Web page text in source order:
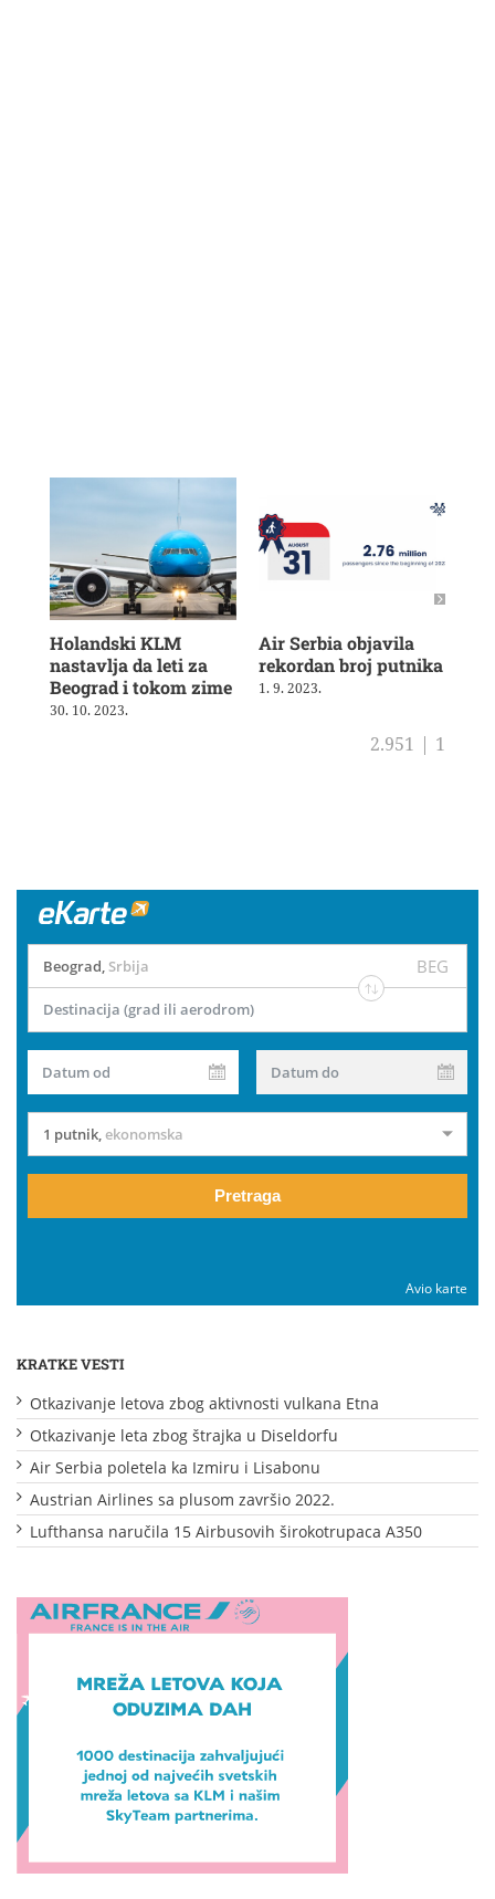
Holandski KLM
nastavlja da leti za
Beograd i tokom zime
30. 10. 2023.
Air Serbia objavila
rekordan broj putnika
1. 9. 2023.
2.951 | 1
Beograd Srbija BEG
Destinacija (grad ili aerodrom)
Datum od Datum do
1 putnik ekonomska
Pretraga
Avio karte
KRATKE VESTI
Otkazivanje letova zbog aktivnosti vulkana Etna
Otkazivanje leta zbog štrajka u Diseldorfu
Air Serbia poletela ka Izmiru i Lisabonu
Austrian Airlines sa plusom završio 2022.
Lufthansa naručila 15 Airbusovih širokotrupaca A350